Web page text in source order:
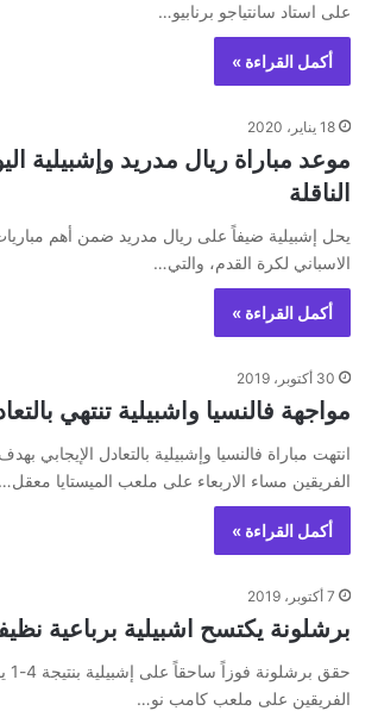
على استاد سانتياجو برنابيو…
أكمل القراءة »
18 يناير، 2020
موعد مباراة ريال مدريد وإشبيلية
الناقلة
الاسباني لكرة القدم، والتي…
أكمل القراءة »
30 أكتوبر، 2019
مواجهة فالنسيا واشبيلية تنتهي
انتهت مباراة فالنسيا وإشبيلية بالتعادل
الفريقين مساء الاربعاء على ملعب الميستايا معقل…
أكمل القراءة »
7 أكتوبر، 2019
برشلونة يكتسح اشبيلية برباعية
الفريقين على ملعب كامب نو…